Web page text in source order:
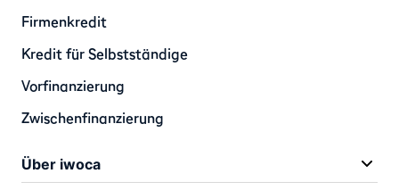
Über iwoca
Firmenkredit
Kredit für Selbstständige
Vorfinanzierung
Zwischenfinanzierung